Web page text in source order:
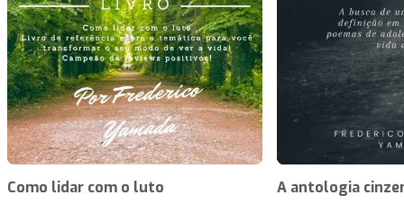
Como lidar com o luto A antologia